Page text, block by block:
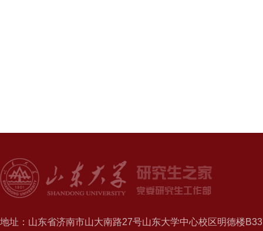
地址：山东省济南市山大南路27号山东大学中心校区明德楼